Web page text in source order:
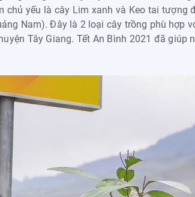
chủ yếu là cây Lim xanh và Keo tai
Nam). Đây là 2 loại cây trồng phù
Tây Giang. Tết An Bình 2021 đã